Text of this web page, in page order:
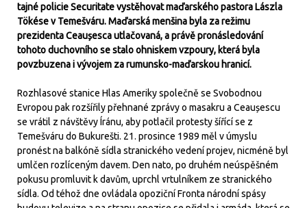
tajné policie Securitate vystěhovat maďarského pastora Lászla
Tökése v Temešváru. Maďarská menšina byla za režimu
prezidenta Ceaușesca utlačovaná, a právě pronásledování
tohoto duchovního se stalo ohniskem vzpoury, která byla
povzbuzena i vývojem za rumunsko-maďarskou hranicí.
Rozhlasové stanice Hlas Ameriky společně se Svobodnou
Evropou pak rozšířily přehnané zprávy o masakru a Ceaușescu
se vrátil z návštěvy Íránu, aby potlačil protesty šířící se z
Temešváru do Bukurešti. 21. prosince 1989 měl v úmyslu
pronést na balkóně sídla stranického vedení projev, nicméně byl
umlčen rozlíceným davem. Den nato, po druhém neúspěšném
pokusu promluvit k davům, uprchl vrtulníkem ze stranického
sídla. Od téhož dne ovládala opoziční Fronta národní spásy